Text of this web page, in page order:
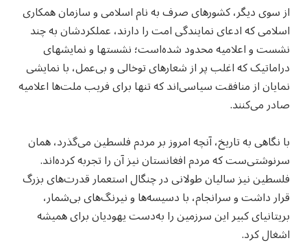
از سوی دیگر، کشورهای صرف به نام اسلامی و سازمان همکاری
اسلامی که ادعای نمایندگی امت را دارند، عملکردشان به چند
نشست و اعلامیه محدود شده‌است؛ نشست‮ها و نمایش‮های
دراماتیک که اغلب پر از شعارهای توخالی و بی‌عمل، با نمایشی
نمایان از منافقت سیاسی‌اند که تنها برای فریب ملت‌ها اعلامیه
صادر می‌کنند.
با نگاهی به تاریخ، آنچه امروز بر مردم فلسطین می‌گذرد، همان
سرنوشتی‌ست که مردم افغانستان نیز آن را تجربه کرده‌اند.
فلسطین نیز سالیان طولانی در چنگال استعمار قدرت‌های بزرگ
قرار داشت و سرانجام، با دسیسه‌ها و نیرنگ‌های بی‌شمار،
بریتانیای کبیر این سرزمین را به‌دست یهودیان برای همیشه
اشغال کرد.